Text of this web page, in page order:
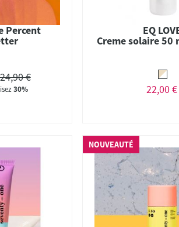
Percent
24,90 €
30%
EQ
Creme solaire 50
22,00 €
NOUVEAUTÉ